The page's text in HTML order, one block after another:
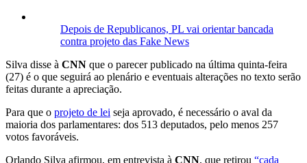
Depois de Republicanos, PL vai orientar bancada
contra projeto das Fake News
Silva disse à CNN que o parecer publicado na última quinta-feira
(27) é o que seguirá ao plenário e eventuais alterações no texto serão
feitas durante a apreciação.
Para que o projeto de lei seja aprovado, é necessário o aval da
maioria dos parlamentares: dos 513 deputados, pelo menos 257
votos favoráveis.
Orlando Silva afirmou, em entrevista à CNN, que retirou “cada